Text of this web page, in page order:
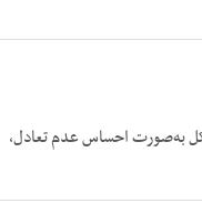
به‌صورت احساس عدم تعادل،